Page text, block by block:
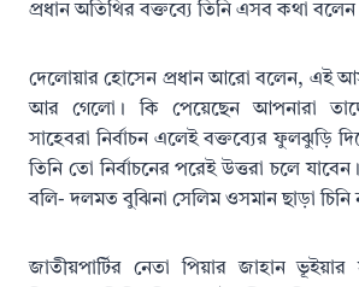
প্রধান অতিথির বক্তব্যে তিনি এসব কথা
দেলোয়ার হোসেন প্রধান আরো বলেন, এই
আর গেলো। কি পেয়েছেন আপনারা
সাহেবরা নির্বাচন এলেই বক্তব্যের ফুলঝুড়ি
তিনি তো নির্বাচনের পরেই উত্তরা চলে
বলি- দলমত বুঝিনা সেলিম ওসমান ছাড়া চিনি
জাতীয়পার্টির নেতা পিয়ার জাহান ভূইয়ার